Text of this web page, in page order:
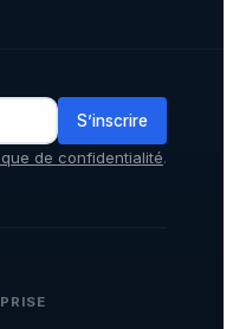
S’inscrire
de confidentialité.